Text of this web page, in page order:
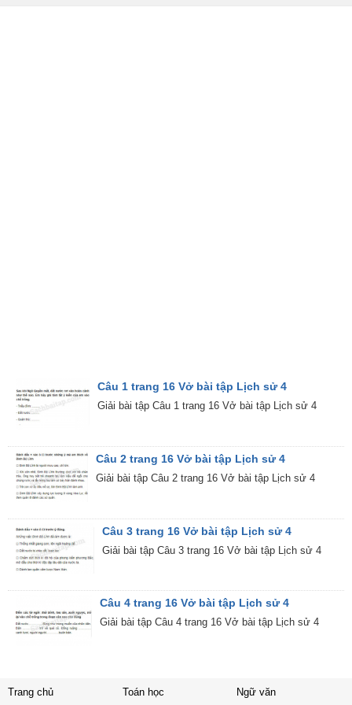
Câu 1 trang 16 Vở bài tập Lịch sử 4
Giải bài tập Câu 1 trang 16 Vở bài tập Lịch sử 4
Câu 2 trang 16 Vở bài tập Lịch sử 4
Giải bài tập Câu 2 trang 16 Vở bài tập Lịch sử 4
Câu 3 trang 16 Vở bài tập Lịch sử 4
Giải bài tập Câu 3 trang 16 Vở bài tập Lịch sử 4
Câu 4 trang 16 Vở bài tập Lịch sử 4
Giải bài tập Câu 4 trang 16 Vở bài tập Lịch sử 4
Trang chủ Toán học Ngữ văn